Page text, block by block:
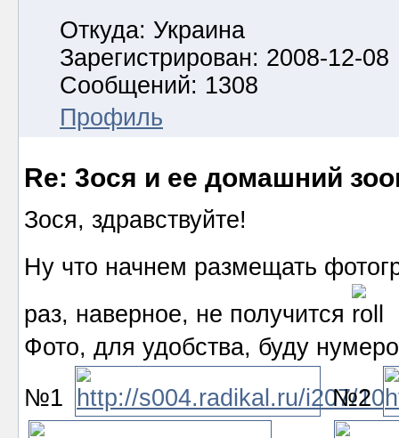
Откуда: Украина
Зарегистрирован: 2008-12-08
Сообщений: 1308
Профиль
Re: 3ося и ее домашний
Зося, здравствуйте!
Ну что начнем размещать
раз, наверное, не получится
Фото, для удобства, буду
№1
№2